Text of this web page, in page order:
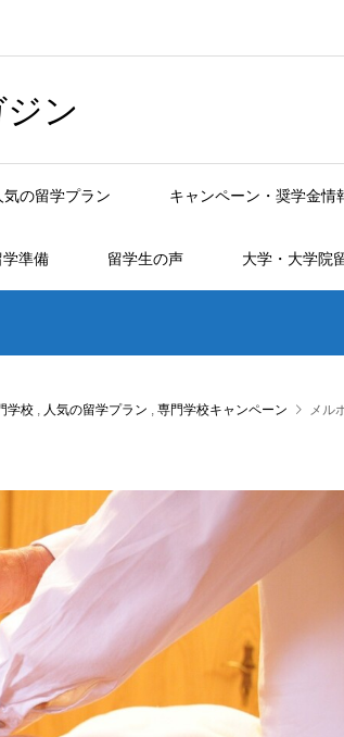
ン
気の留学プラン キャンペーン・奨学金情
学準備 留学生の声 大学・大学院
学校 , 人気の留学プラン , 専門学校キャンペーン
メル